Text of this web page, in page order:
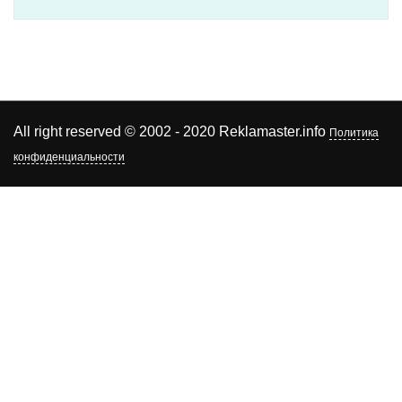
All right reserved © 2002 - 2020 Reklamaster.info Политика
конфиденциальности